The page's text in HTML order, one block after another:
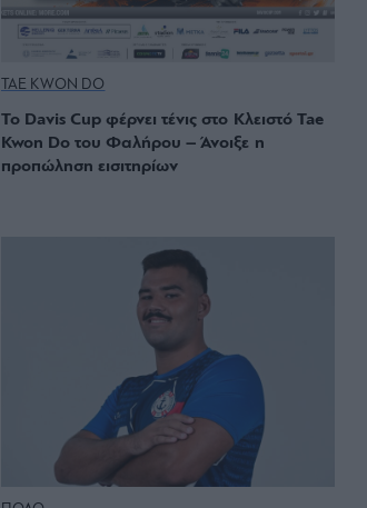
TAE KWON DO
Το Davis Cup φέρνει τένις στο Κλειστό Tae
Kwon Do του Φαλήρου – Άνοιξε η
προπώληση εισιτηρίων